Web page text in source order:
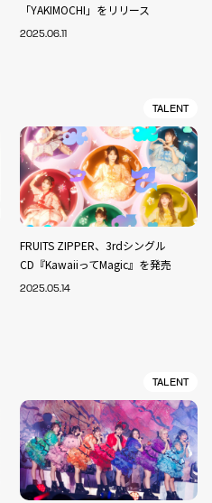
「YAKIMOCHI」をリリース
2025.06.11
TALENT
FRUITS ZIPPER、3rdシングル
CD『KawaiiってMagic』を発売
2025.05.14
TALENT